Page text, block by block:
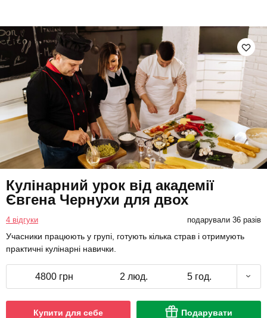
Кулінарний урок від академії
Євгена Чернухи для двох
4 відгуки подарували 36 разів
Учасники працюють у групі, готують кілька страв і отримують
практичні кулінарні навички.
4800 грн 2 люд. 5 год.
Купити для себе Подарувати